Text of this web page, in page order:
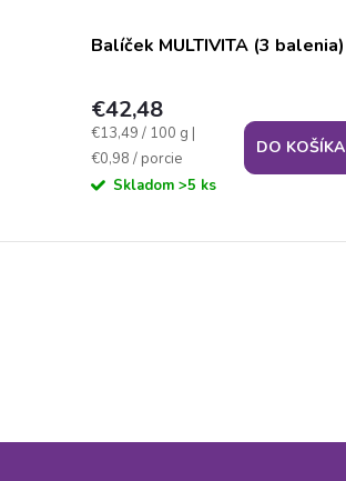
Balíček MULTIVITA (3 balenia)
€42,48
Jednotková
cena:
€13,49 / 100 g |
€0,98 / porcie
Skladom >5 ks
DO KOŠÍKA